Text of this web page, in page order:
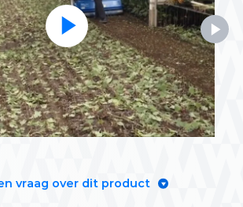
vraag over dit product